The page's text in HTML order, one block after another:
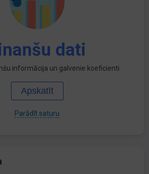
dati
informācija un galvenie koeficienti
Apskatīt
Parādīt saturu